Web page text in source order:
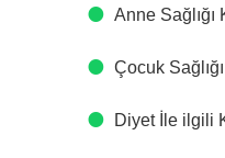
Anne Sağlığı
Çocuk
Diyet İle ilgili